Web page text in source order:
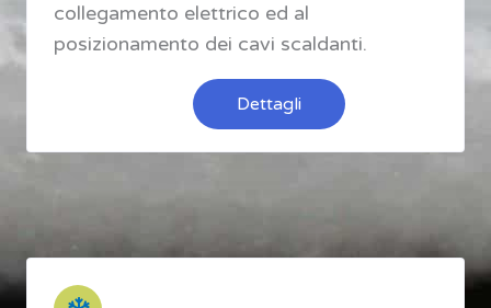
collegamento elettrico ed al
posizionamento dei cavi scaldanti.
Dettagli